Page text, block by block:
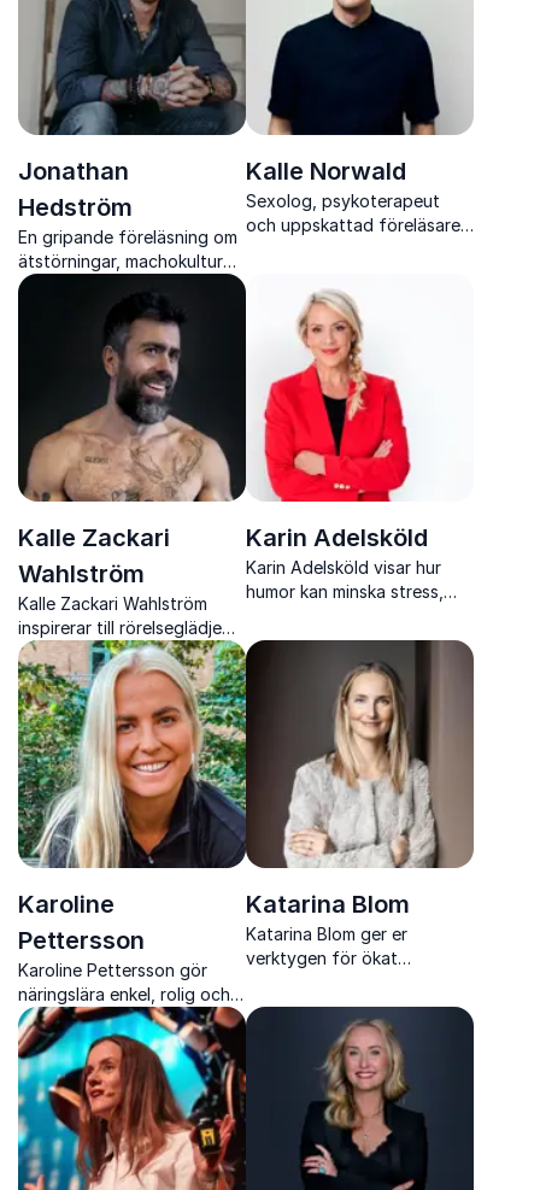
Jonathan
Hedström
En gripande föreläsning om
ätstörningar, machokultur
och livet bakom kulisserna i
elitishockeyn.
Kalle Norwald
Sexolog, psykoterapeut
och uppskattad föreläsare
ämnen om sexualitet och
relationer.
Kalle Zackari
Wahlström
Kalle Zackari Wahlström
inspirerar till rörelseglädje
och visar hur träning stärker
både kropp och sinne.
Karin Adelsköld
Karin Adelsköld visar hur
humor kan minska stress,
hållbara arbetsplatser med
forskning, värme och
träffsäker humor.
Karoline
Pettersson
Karoline Pettersson gör
näringslära enkel, rolig och
direkt användbar för bättre
hälsa och prestation.
Katarina Blom
Katarina Blom ger er
verktygen för ökat
och starkare relationer på
arbetsplatsen.